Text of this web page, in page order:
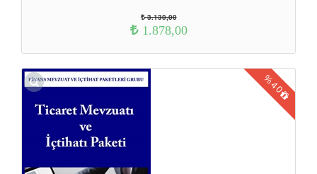
3.130,00
1.878,00
%40